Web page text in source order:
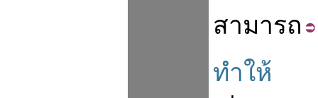
สามารถ
ทำให้